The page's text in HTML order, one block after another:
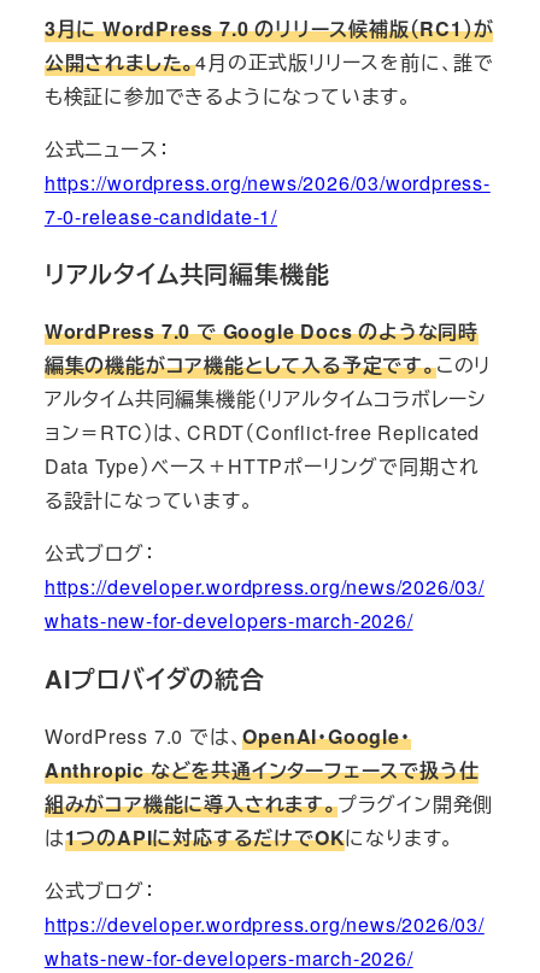
3月に WordPress 7.0 のリリース候補版（RC1）が
公開されました。4月の正式版リリースを前に、誰で
も検証に参加できるようになっています。
公式ニュース：
https://wordpress.org/news/2026/03/wordpress-
7-0-release-candidate-1/
リアルタイム共同編集機能
WordPress 7.0 で Google Docs のような同時
編集の機能がコア機能として入る予定です。このリ
アルタイム共同編集機能（リアルタイムコラボレーシ
ョン＝RTC）は、CRDT（Conflict-free Replicated
Data Type）ベース＋HTTPポーリングで同期され
る設計になっています。
公式ブログ：
https://developer.wordpress.org/news/2026/03/
whats-new-for-developers-march-2026/
AIプロバイダの統合
WordPress 7.0 では、OpenAI・Google・
Anthropic などを共通インターフェースで扱う仕
組みがコア機能に導入されます。プラグイン開発側
は1つのAPIに対応するだけでOKになります。
公式ブログ：
https://developer.wordpress.org/news/2026/03/
whats-new-for-developers-march-2026/